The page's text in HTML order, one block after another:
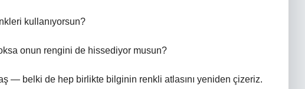
kullanıyorsun?
onun rengini de hissediyor musun?
— belki de hep birlikte bilginin renkli atlasını yeniden çizeriz.